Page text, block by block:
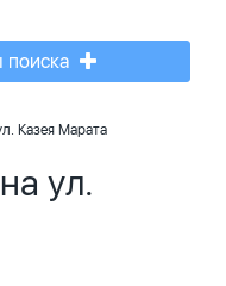
поиска
Казея Марата
ул.